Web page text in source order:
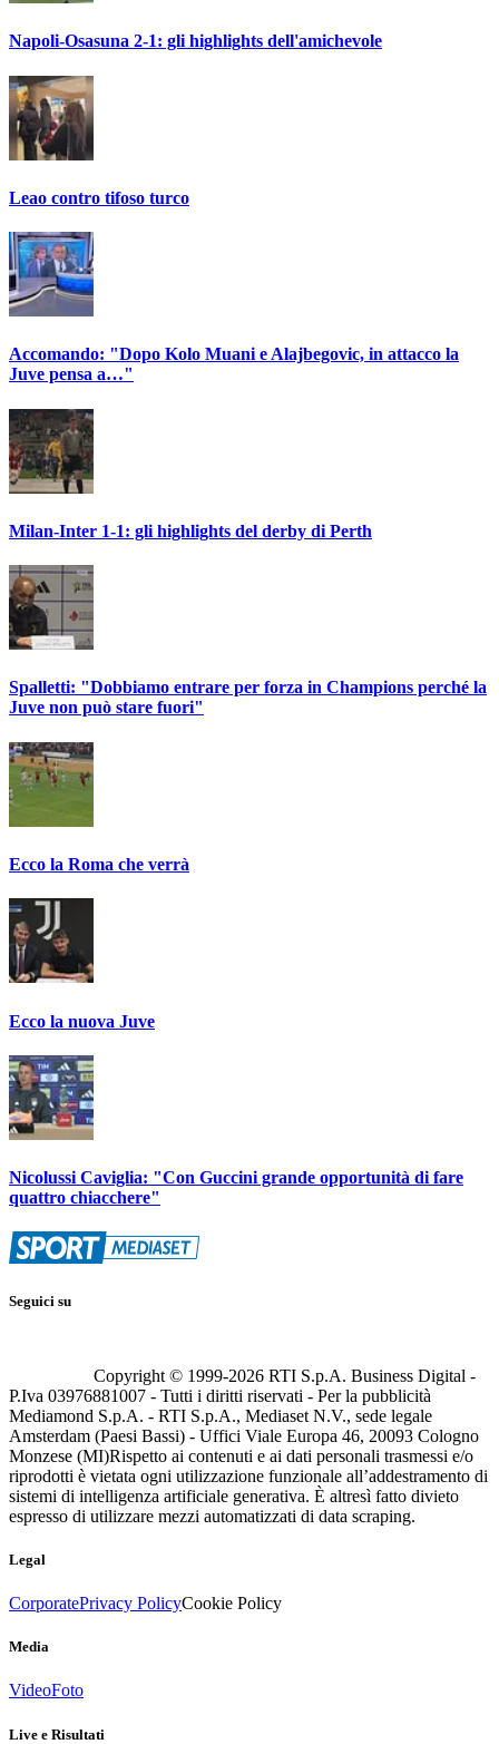
Napoli-Osasuna 2-1: gli highlights dell'amichevole
Leao contro tifoso turco
Accomando: "Dopo Kolo Muani e Alajbegovic, in attacco la
Juve pensa a…"
Milan-Inter 1-1: gli highlights del derby di Perth
Spalletti: "Dobbiamo entrare per forza in Champions perché la
Juve non può stare fuori"
Ecco la Roma che verrà
Ecco la nuova Juve
Nicolussi Caviglia: "Con Guccini grande opportunità di fare
quattro chiacchere"
Seguici su
Copyright © 1999-2026 RTI S.p.A. Business Digital -
P.Iva 03976881007 - Tutti i diritti riservati - Per la pubblicità
Mediamond S.p.A. - RTI S.p.A., Mediaset N.V., sede legale
Amsterdam (Paesi Bassi) - Uffici Viale Europa 46, 20093 Cologno
Monzese (MI)Rispetto ai contenuti e ai dati personali trasmessi e/o
riprodotti è vietata ogni utilizzazione funzionale all’addestramento di
sistemi di intelligenza artificiale generativa. È altresì fatto divieto
espresso di utilizzare mezzi automatizzati di data scraping.
Legal
CorporatePrivacy PolicyCookie Policy
Media
VideoFoto
Live e Risultati